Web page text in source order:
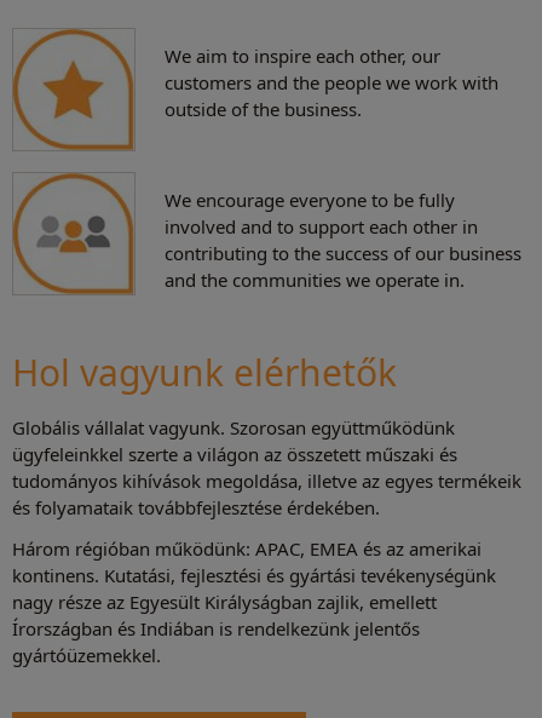
We aim to inspire each other, our
customers and the people we work with
outside of the business.
We encourage everyone to be fully
involved and to support each other in
contributing to the success of our business
and the communities we operate in.
Hol vagyunk elérhetők
Globális vállalat vagyunk. Szorosan együttműködünk
ügyfeleinkkel szerte a világon az összetett műszaki és
tudományos kihívások megoldása, illetve az egyes termékeik
és folyamataik továbbfejlesztése érdekében.
Három régióban működünk: APAC, EMEA és az amerikai
kontinens. Kutatási, fejlesztési és gyártási tevékenységünk
nagy része az Egyesült Királyságban zajlik, emellett
Írországban és Indiában is rendelkezünk jelentős
gyártóüzemekkel.